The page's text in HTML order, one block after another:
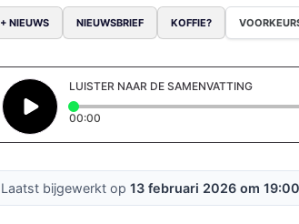
+ NIEUWS NIEUWSBRIEF KOFFIE?
LUISTER NAAR DE SAMENVATTING
00:00
Laatst bijgewerkt op 13 februari 2026 om 19:00